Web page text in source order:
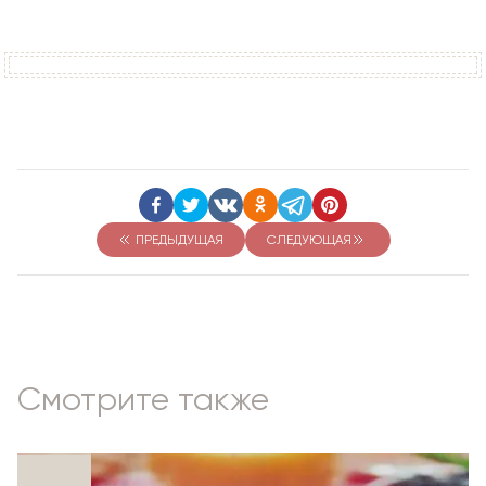
ПРЕДЫДУЩАЯ СЛЕДУЮЩАЯ
Смотрите также